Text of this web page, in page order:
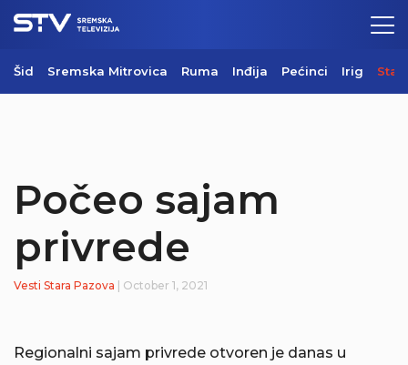
Šid Sremska Mitrovica Ruma Inđija Pećinci Irig
Počeo sajam
privrede
Vesti Stara Pazova | October 1, 2021
Regionalni sajam privrede otvoren je danas u